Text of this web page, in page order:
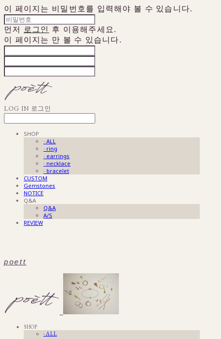
이 페이지는 비밀번호를 입력해야 볼 수 있습니다.
먼저 로그인 후 이용해주세요.
이 페이지는 만 볼 수 있습니다.
LOG IN 로그인
SHOP
· ALL
· ring
· earrings
· necklace
· bracelet
CUSTOM
Gemstones
NOTICE
Q&A
Q&A
A/S
REVIEW
poett
SHOP
· ALL